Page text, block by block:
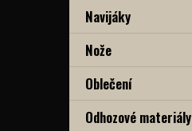
Navijáky
Nože
Oblečení
Odhozové materiály